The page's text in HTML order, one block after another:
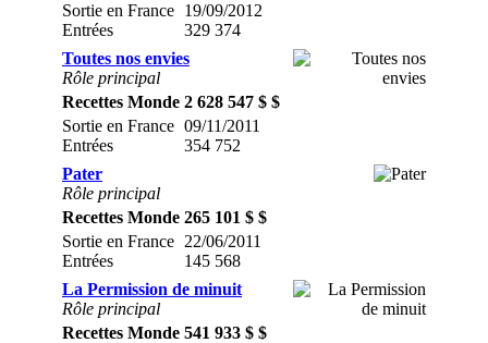
Sortie en France
Entrées
19/09/2012
329 374
Toutes nos envies
Rôle principal
Recettes Monde 2 628 547 $ $
Sortie en France
Entrées
09/11/2011
354 752
Pater
Rôle principal
Recettes Monde 265 101 $ $
Sortie en France
Entrées
22/06/2011
145 568
La Permission de minuit
Rôle principal
Recettes Monde 541 933 $ $